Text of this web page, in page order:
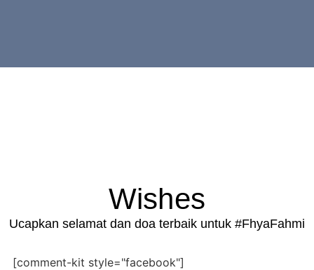
Wishes
Ucapkan selamat dan doa terbaik untuk #FhyaFahmi
[comment-kit style="facebook"]